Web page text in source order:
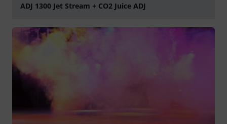
ADJ 1300 Jet Stream + CO2 Juice ADJ